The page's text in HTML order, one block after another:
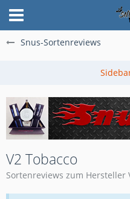
Snus-Sortenreviews
V2 Tobacco
Sortenreviews zum Hersteller